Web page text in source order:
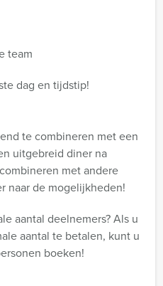
team
dag en tijdstip!
te combineren met een
uitgebreid diner na
met andere
naar de mogelijkheden!
aantal deelnemers? Als u
aantal te betalen, kunt u
boeken!